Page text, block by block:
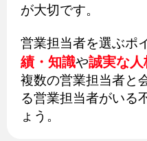
が大切です。
営業担当者を選ぶポ
績・知識や誠実な人
複数の営業担当者と
る営業担当者がいる
ょう。